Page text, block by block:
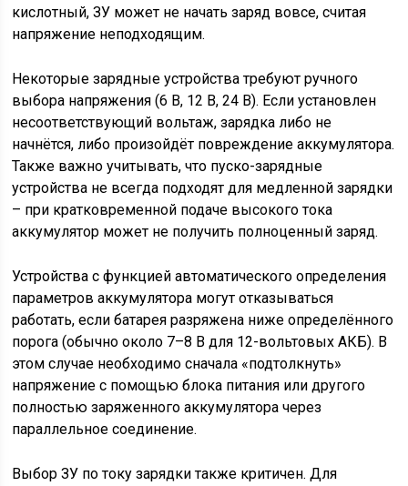
кислотный, ЗУ может не начать заряд вовсе, считая
напряжение неподходящим.
Некоторые зарядные устройства требуют ручного
выбора напряжения (6 В, 12 В, 24 В). Если установлен
несоответствующий вольтаж, зарядка либо не
начнётся, либо произойдёт повреждение аккумулятора.
Также важно учитывать, что пуско-зарядные
устройства не всегда подходят для медленной зарядки
– при кратковременной подаче высокого тока
аккумулятор может не получить полноценный заряд.
Устройства с функцией автоматического определения
параметров аккумулятора могут отказываться
работать, если батарея разряжена ниже определённого
порога (обычно около 7–8 В для 12-вольтовых АКБ). В
этом случае необходимо сначала «подтолкнуть»
напряжение с помощью блока питания или другого
полностью заряженного аккумулятора через
параллельное соединение.
Выбор ЗУ по току зарядки также критичен. Для